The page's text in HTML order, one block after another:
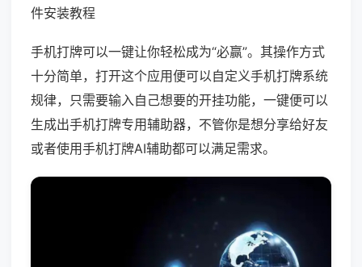
件安装教程
手机打牌可以一键让你轻松成为“必赢”。其操作方式
十分简单，打开这个应用便可以自定义手机打牌系统
规律，只需要输入自己想要的开挂功能，一键便可以
生成出手机打牌专用辅助器，不管你是想分享给好友
或者使用手机打牌AI辅助都可以满足需求。